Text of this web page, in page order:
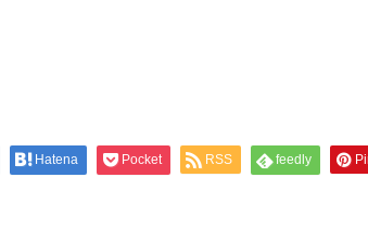
Hatena Pocket RSS feedly